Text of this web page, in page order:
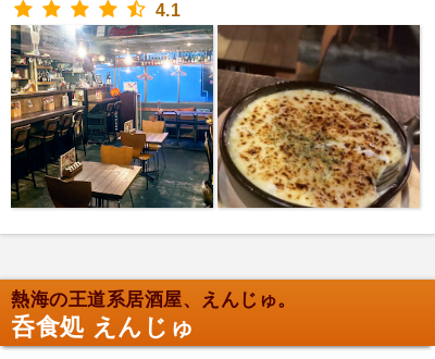
4.1
熱海の王道系居酒屋、えんじゅ。
呑食処 えんじゅ